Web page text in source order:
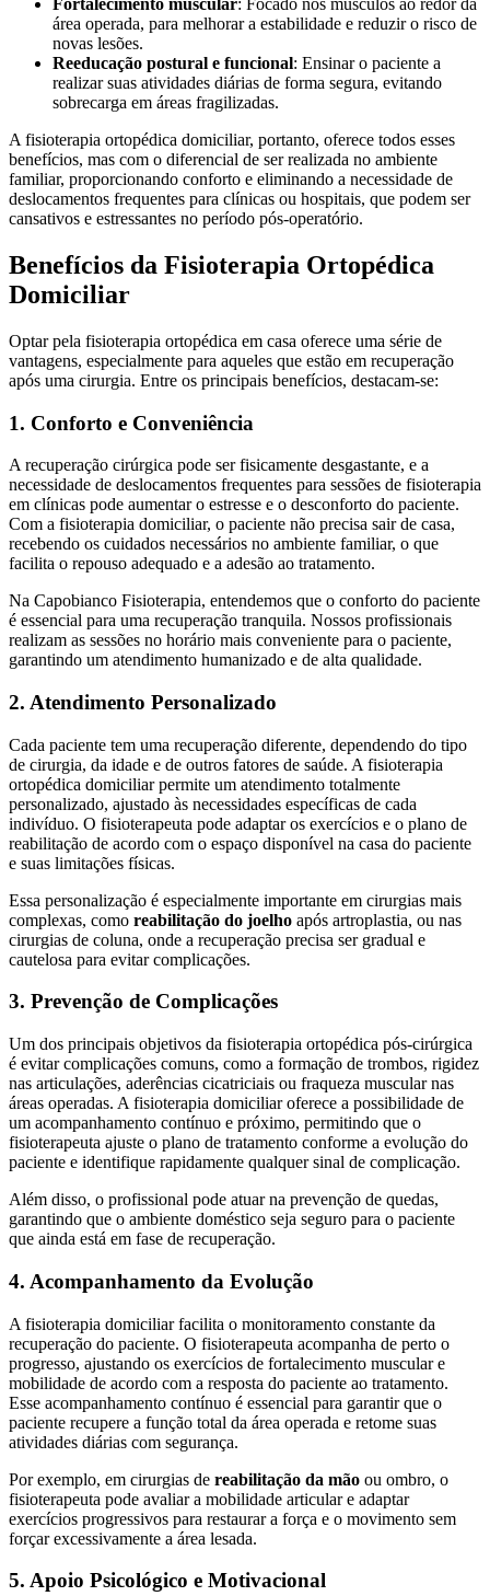
Fortalecimento muscular: Focado nos músculos ao redor da
área operada, para melhorar a estabilidade e reduzir o risco de
novas lesões.
Reeducação postural e funcional: Ensinar o paciente a
realizar suas atividades diárias de forma segura, evitando
sobrecarga em áreas fragilizadas.
A fisioterapia ortopédica domiciliar, portanto, oferece todos esses
benefícios, mas com o diferencial de ser realizada no ambiente
familiar, proporcionando conforto e eliminando a necessidade de
deslocamentos frequentes para clínicas ou hospitais, que podem ser
cansativos e estressantes no período pós-operatório.
Benefícios da Fisioterapia Ortopédica
Domiciliar
Optar pela fisioterapia ortopédica em casa oferece uma série de
vantagens, especialmente para aqueles que estão em recuperação
após uma cirurgia. Entre os principais benefícios, destacam-se:
1. Conforto e Conveniência
A recuperação cirúrgica pode ser fisicamente desgastante, e a
necessidade de deslocamentos frequentes para sessões de fisioterapia
em clínicas pode aumentar o estresse e o desconforto do paciente.
Com a fisioterapia domiciliar, o paciente não precisa sair de casa,
recebendo os cuidados necessários no ambiente familiar, o que
facilita o repouso adequado e a adesão ao tratamento.
Na Capobianco Fisioterapia, entendemos que o conforto do paciente
é essencial para uma recuperação tranquila. Nossos profissionais
realizam as sessões no horário mais conveniente para o paciente,
garantindo um atendimento humanizado e de alta qualidade.
2. Atendimento Personalizado
Cada paciente tem uma recuperação diferente, dependendo do tipo
de cirurgia, da idade e de outros fatores de saúde. A fisioterapia
ortopédica domiciliar permite um atendimento totalmente
personalizado, ajustado às necessidades específicas de cada
indivíduo. O fisioterapeuta pode adaptar os exercícios e o plano de
reabilitação de acordo com o espaço disponível na casa do paciente
e suas limitações físicas.
Essa personalização é especialmente importante em cirurgias mais
complexas, como reabilitação do joelho após artroplastia, ou nas
cirurgias de coluna, onde a recuperação precisa ser gradual e
cautelosa para evitar complicações.
3. Prevenção de Complicações
Um dos principais objetivos da fisioterapia ortopédica pós-cirúrgica
é evitar complicações comuns, como a formação de trombos, rigidez
nas articulações, aderências cicatriciais ou fraqueza muscular nas
áreas operadas. A fisioterapia domiciliar oferece a possibilidade de
um acompanhamento contínuo e próximo, permitindo que o
fisioterapeuta ajuste o plano de tratamento conforme a evolução do
paciente e identifique rapidamente qualquer sinal de complicação.
Além disso, o profissional pode atuar na prevenção de quedas,
garantindo que o ambiente doméstico seja seguro para o paciente
que ainda está em fase de recuperação.
4. Acompanhamento da Evolução
A fisioterapia domiciliar facilita o monitoramento constante da
recuperação do paciente. O fisioterapeuta acompanha de perto o
progresso, ajustando os exercícios de fortalecimento muscular e
mobilidade de acordo com a resposta do paciente ao tratamento.
Esse acompanhamento contínuo é essencial para garantir que o
paciente recupere a função total da área operada e retome suas
atividades diárias com segurança.
Por exemplo, em cirurgias de reabilitação da mão ou ombro, o
fisioterapeuta pode avaliar a mobilidade articular e adaptar
exercícios progressivos para restaurar a força e o movimento sem
forçar excessivamente a área lesada.
5. Apoio Psicológico e Motivacional